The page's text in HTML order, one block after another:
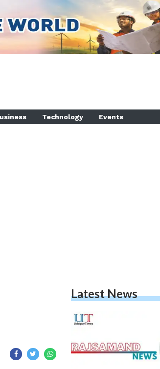
Technology Events
Latest News